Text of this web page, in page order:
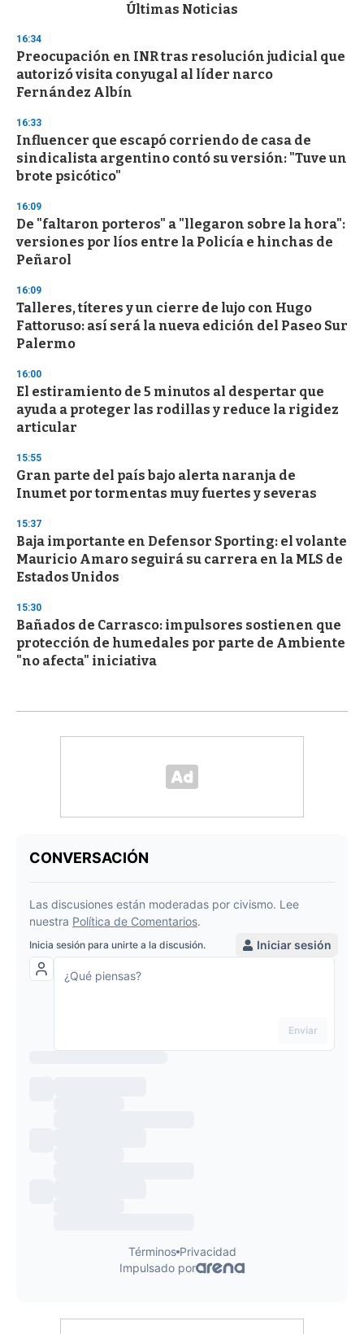
d
s
o
f
3
s
e
c
o
n
Últimas Noticias
16:34
Preocupación en INR tras resolución judicial que
autorizó visita conyugal al líder narco
Fernández Albín
16:33
Influencer que escapó corriendo de casa de
sindicalista argentino contó su versión: "Tuve un
brote psicótico"
16:09
De "faltaron porteros" a "llegaron sobre la hora":
versiones por líos entre la Policía e hinchas de
Peñarol
16:09
Talleres, títeres y un cierre de lujo con Hugo
Fattoruso: así será la nueva edición del Paseo Sur
Palermo
16:00
El estiramiento de 5 minutos al despertar que
ayuda a proteger las rodillas y reduce la rigidez
articular
15:55
Gran parte del país bajo alerta naranja de
Inumet por tormentas muy fuertes y severas
15:37
Baja importante en Defensor Sporting: el volante
Mauricio Amaro seguirá su carrera en la MLS de
Estados Unidos
15:30
Bañados de Carrasco: impulsores sostienen que
protección de humedales por parte de Ambiente
"no afecta" iniciativa